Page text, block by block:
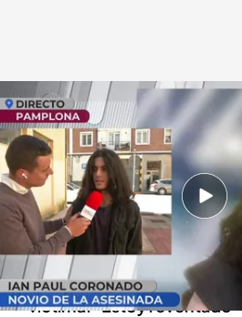
Ian Coronado, novio de la víctima .
En boca de todos
11 OCT 2024 - 13:57h.
Un okupa peligroso
Kayle, la hija del propietario
Así ha sido el duro
víctima: "Estoy reventado"